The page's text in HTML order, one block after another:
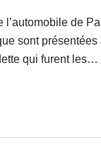
l’automobile de
sont présentées
qui furent les